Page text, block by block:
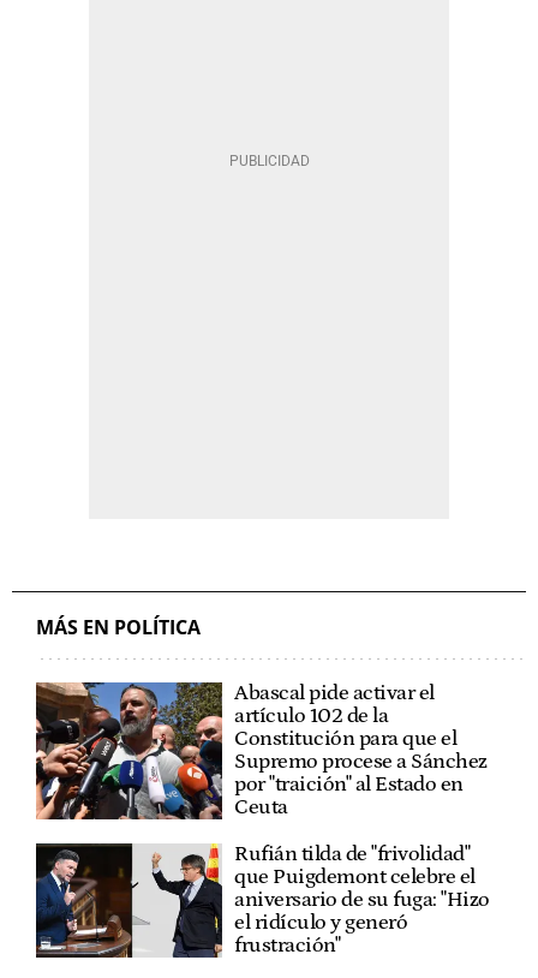
MÁS EN POLÍTICA
Abascal pide activar el
artículo 102 de la
Constitución para que el
Supremo procese a Sánchez
por "traición" al Estado en
Ceuta
Rufián tilda de "frivolidad"
que Puigdemont celebre el
aniversario de su fuga: "Hizo
el ridículo y generó
frustración"